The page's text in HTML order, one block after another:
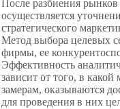
После разбиения
осуществляется
стратегического
Метод выбора целевых
фирмы, ее
Эффективность
зависит от того, в
замерам, оказываются
для проведения в них